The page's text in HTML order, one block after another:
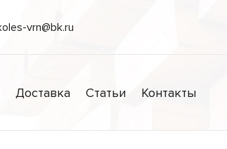
vrn@bk.ru
Доставка Статьи Контакты